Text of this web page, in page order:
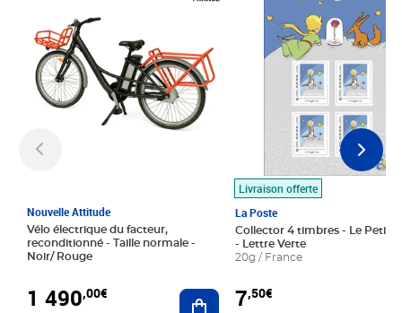
Nouvelle Attitude
Vélo électrique du facteur,
reconditionné - Taille normale -
Noir/ Rouge
1 490,00€ Ajouter au panier
Livraison offerte
La Poste
Collector 4 timbres - Le Petit
- Lettre Verte
20g / France
7,50€